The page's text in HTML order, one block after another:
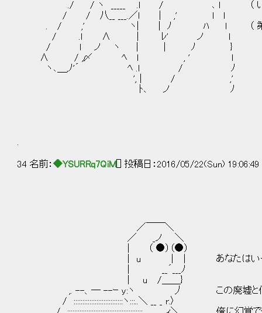
./ / ヽ _____ .l / ､ l （ いやいやいや
/ / 八__ ___.／l | ,' l l
. / ,' ヽ| | ﾉ ﾊ l （ 第一に、この唐突で
/ .l ∧ | ﾚ' ノ l
/ l ノ ヽ | | ﾉ }
∧ / ,〆 ﾍ l , ' l
ヽ､＿,ﾉ'´ ﾍ .l / ﾉ
', | / ,'
ﾄ､ ノ ﾉ
34 名前： ◆YSURRq7QiM [] 投稿日：2016/05/22(Sun) 19:06:49
／￣￣＼
／ _ノ ＼
| （ ●）（●）
| u ｜ | あなたはいったい、何
| __´___ﾉ
| u /＿＿}
,. --、― --ｰ y:ヽ 丿 この廃墟と化した東京
/ ::::::::::::::::::::::::::::ヽ:::..＼ __ _ r.〉